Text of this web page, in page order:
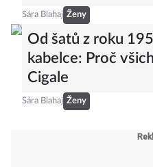
Sára Blahaj Ženy
Od šatů z roku
kabelce: Proč
Cigale
Sára Blahaj Ženy